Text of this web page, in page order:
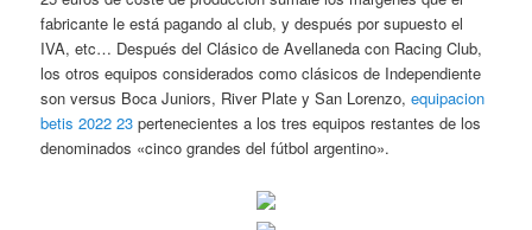
fabricante le está pagando al club, y después por supuesto el
IVA, etc… Después del Clásico de Avellaneda con Racing Club,
los otros equipos considerados como clásicos de Independiente
son versus Boca Juniors, River Plate y San Lorenzo,equipacion
betis 2022 23 pertenecientes a los tres equipos restantes de los
denominados «cinco grandes del fútbol argentino».